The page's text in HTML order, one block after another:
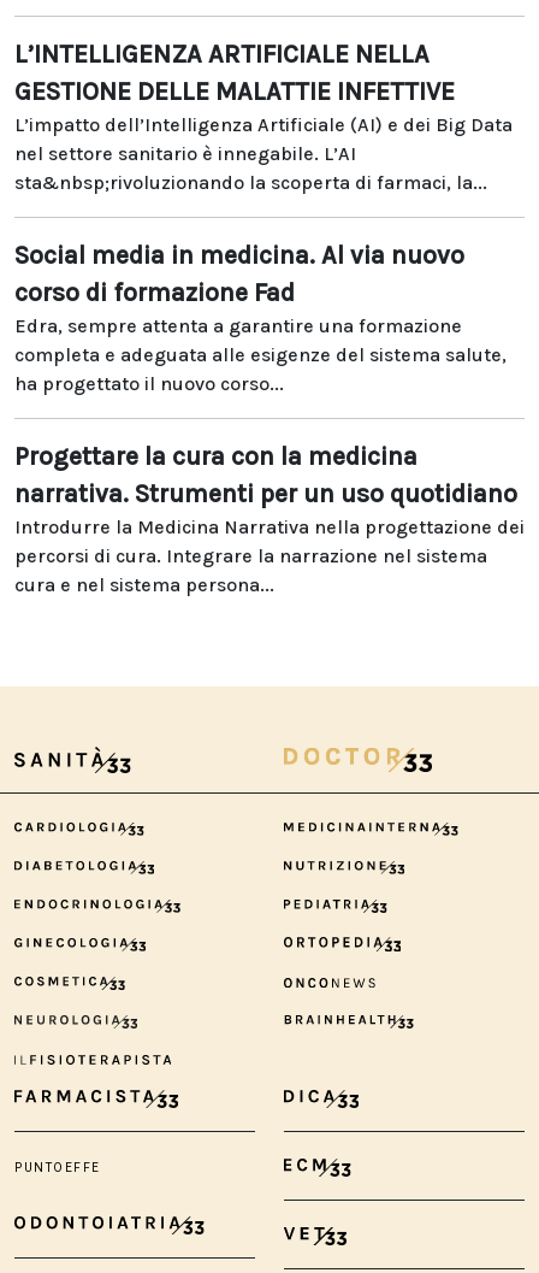
L’INTELLIGENZA ARTIFICIALE NELLA
GESTIONE DELLE MALATTIE INFETTIVE
L’impatto dell’Intelligenza Artificiale (AI) e dei Big Data
nel settore sanitario è innegabile. L’AI
sta&nbsp;rivoluzionando la scoperta di farmaci, la...
Social media in medicina. Al via nuovo
corso di formazione Fad
Edra, sempre attenta a garantire una formazione
completa e adeguata alle esigenze del sistema salute,
ha progettato il nuovo corso...
Progettare la cura con la medicina
narrativa. Strumenti per un uso quotidiano
Introdurre la Medicina Narrativa nella progettazione dei
percorsi di cura. Integrare la narrazione nel sistema
cura e nel sistema persona...